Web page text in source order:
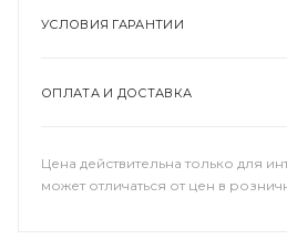
УСЛОВИЯ ГАРАНТИИ
ОПЛАТА И ДОСТАВКА
Цена действительна только для
может отличаться от цен в